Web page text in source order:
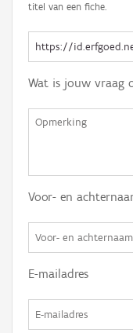
titel van een fiche.
Wat is jouw vraag
Voor- en
E-mailadres